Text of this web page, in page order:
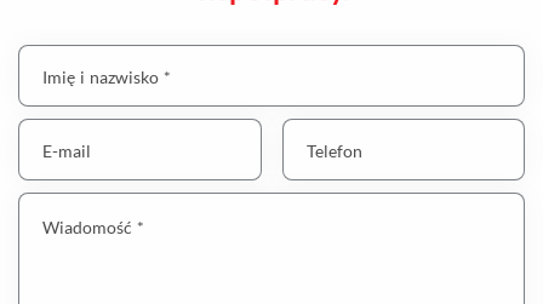
Imię i nazwisko *
E-mail Telefon
Wiadomość *